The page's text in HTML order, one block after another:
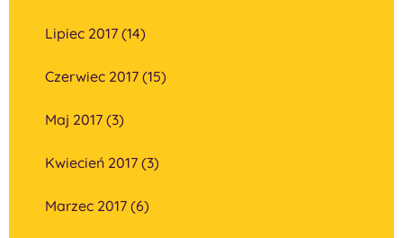
Lipiec 2017 (14)
Czerwiec 2017 (15)
Maj 2017 (3)
Kwiecień 2017 (3)
Marzec 2017 (6)